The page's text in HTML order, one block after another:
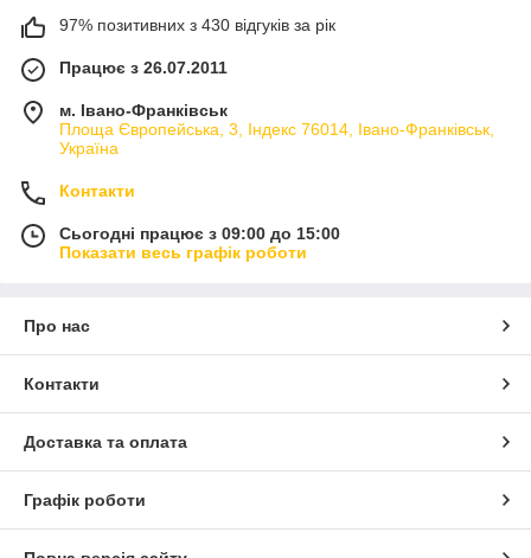
97% позитивних з 430 відгуків за рік
Працює з 26.07.2011
м. Івано-Франківськ
Площа Європейська, 3, Індекс 76014, Івано-Франківськ,
Україна
Контакти
Сьогодні працює з 09:00 до 15:00
Показати весь графік роботи
Про нас
Контакти
Доставка та оплата
Графік роботи